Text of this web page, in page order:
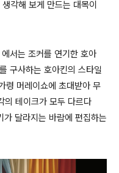
각해 보게 만드는 대목이
서는 조커를 연기한 호아
구사하는 호아킨의 스타일
령 머레이쇼에 초대받아 무
의 테이크가 모두 다르다
달라지는 바람에 편집하는